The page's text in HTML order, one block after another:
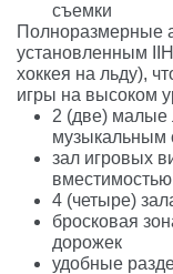
съемки
Полноразмерные
установленным
хоккея на льду),
игры на высоком
2 (две) малые
музыкальным
зал игровых
4 (четыре)
бросковая
дорожек
удобные